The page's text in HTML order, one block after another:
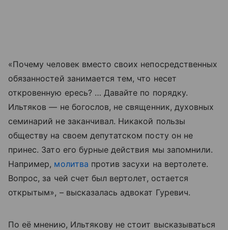
«Почему человек вместо своих непосредственных
обязанностей занимается тем, что несет
откровенную ересь? … Давайте по порядку.
Ильтяков — не богослов, не священник, духовных
семинарий не заканчивал. Никакой пользы
обществу на своем депутатском посту он не
принес. Зато его бурные действия мы запомнили.
Например, молитва против засухи на вертолете.
Вопрос, за чей счет был вертолет, остается
открытым», – высказалась адвокат Гуревич.
По её мнению, Ильтякову не стоит высказываться